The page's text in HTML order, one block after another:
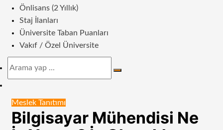
Önlisans (2 Yıllık)
Staj İlanları
Üniversite Taban Puanları
Vakıf / Özel Üniversite
Arama
görünümü
değiştir
Meslek Tanıtımı
Bilgisayar Mühendisi Ne